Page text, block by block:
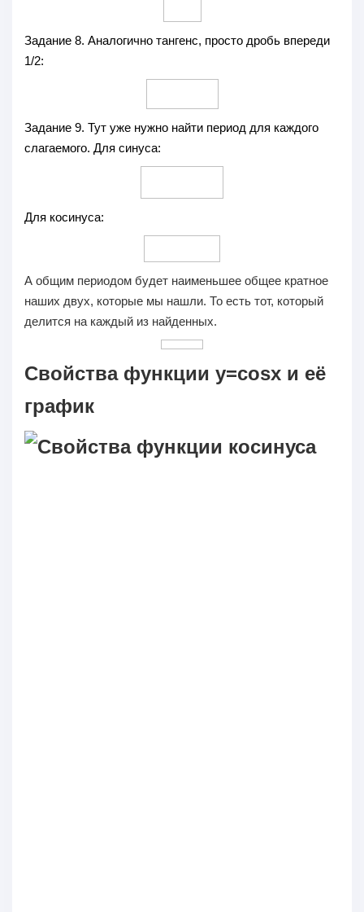
Задание 8. Аналогично тангенс, просто дробь впереди
1/2:
Задание 9. Тут уже нужно найти период для каждого
слагаемого. Для синуса:
Для косинуса:
А общим периодом будет наименьшее общее кратное
наших двух, которые мы нашли. То есть тот, который
делится на каждый из найденных.
Свойства функции y=cosx и её
график